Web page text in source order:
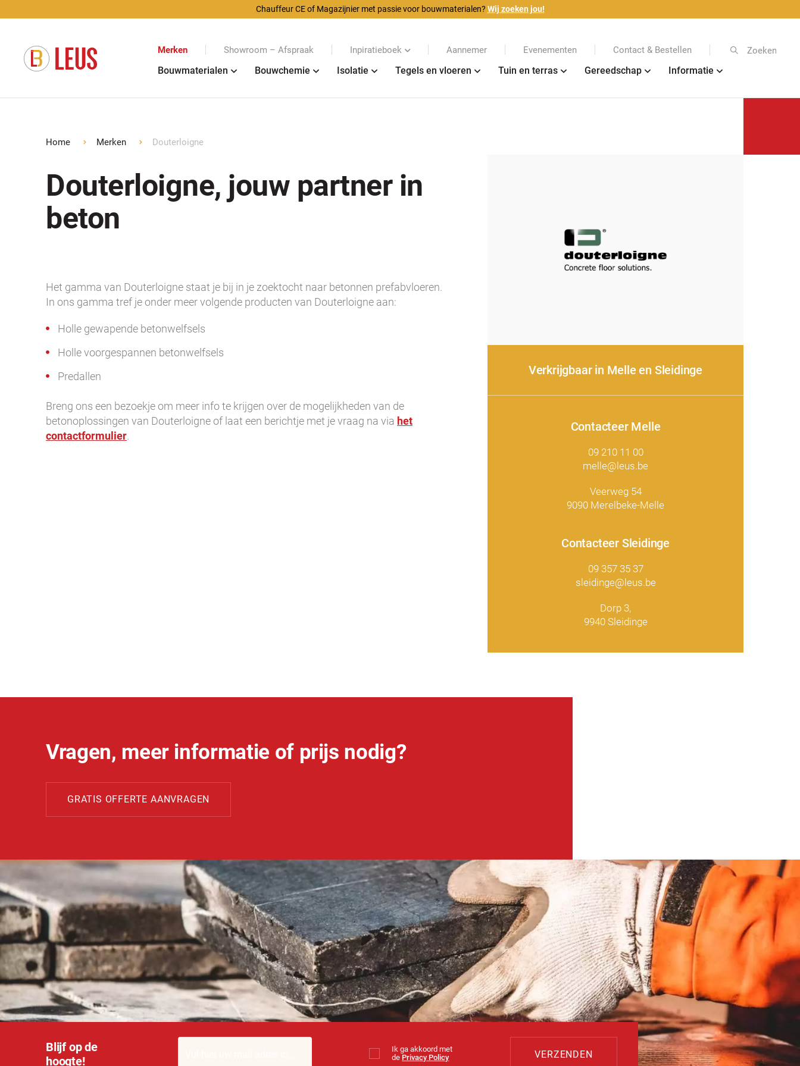
Chauffeur CE of Magazijnier met passie voor bouwmaterialen? Wij zoeken jou!
Merken Showroom – Afspraak Inpiratieboek Aannemer Evenementen Contact & Bestellen Zoeken
Bouwmaterialen Bouwchemie Isolatie Tegels en vloeren Tuin en terras Gereedschap Informatie
Home Merken Douterloigne
Douterloigne, jouw partner in
beton
Het gamma van Douterloigne staat je bij in je zoektocht naar betonnen prefabvloeren.
In ons gamma tref je onder meer volgende producten van Douterloigne aan:
Holle gewapende betonwelfsels
Holle voorgespannen betonwelfsels
Predallen
Breng ons een bezoekje om meer info te krijgen over de mogelijkheden van de
betonoplossingen van Douterloigne of laat een berichtje met je vraag na via het
contactformulier.
Verkrijgbaar in Melle en Sleidinge
Contacteer Melle
09 210 11 00
melle@leus.be
Veerweg 54
9090 Merelbeke-Melle
Contacteer Sleidinge
09 357 35 37
sleidinge@leus.be
Dorp 3,
9940 Sleidinge
Vragen, meer informatie of prijs nodig?
GRATIS OFFERTE AANVRAGEN
Blijf op de
hoogte!
Ik ga akkoord met
de Privacy Policy